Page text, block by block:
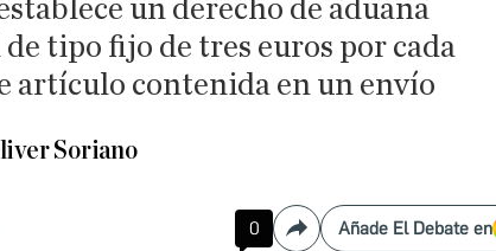
un derecho de aduana
tipo fijo de tres euros por cada
artículo contenida en un envío
Soriano
0 CompartirAñade El Debate en